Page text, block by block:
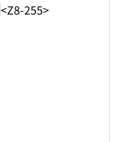
<Z8-255>